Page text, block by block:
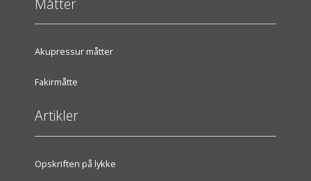
Akupressur måtter
Fakirmåtte
Artikler
Opskriften på lykke